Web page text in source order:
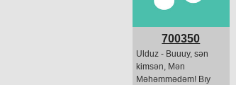
700350
Ulduz - Buuuy, sən
kimsən, Mən
Məhəmmədəm! Bıy